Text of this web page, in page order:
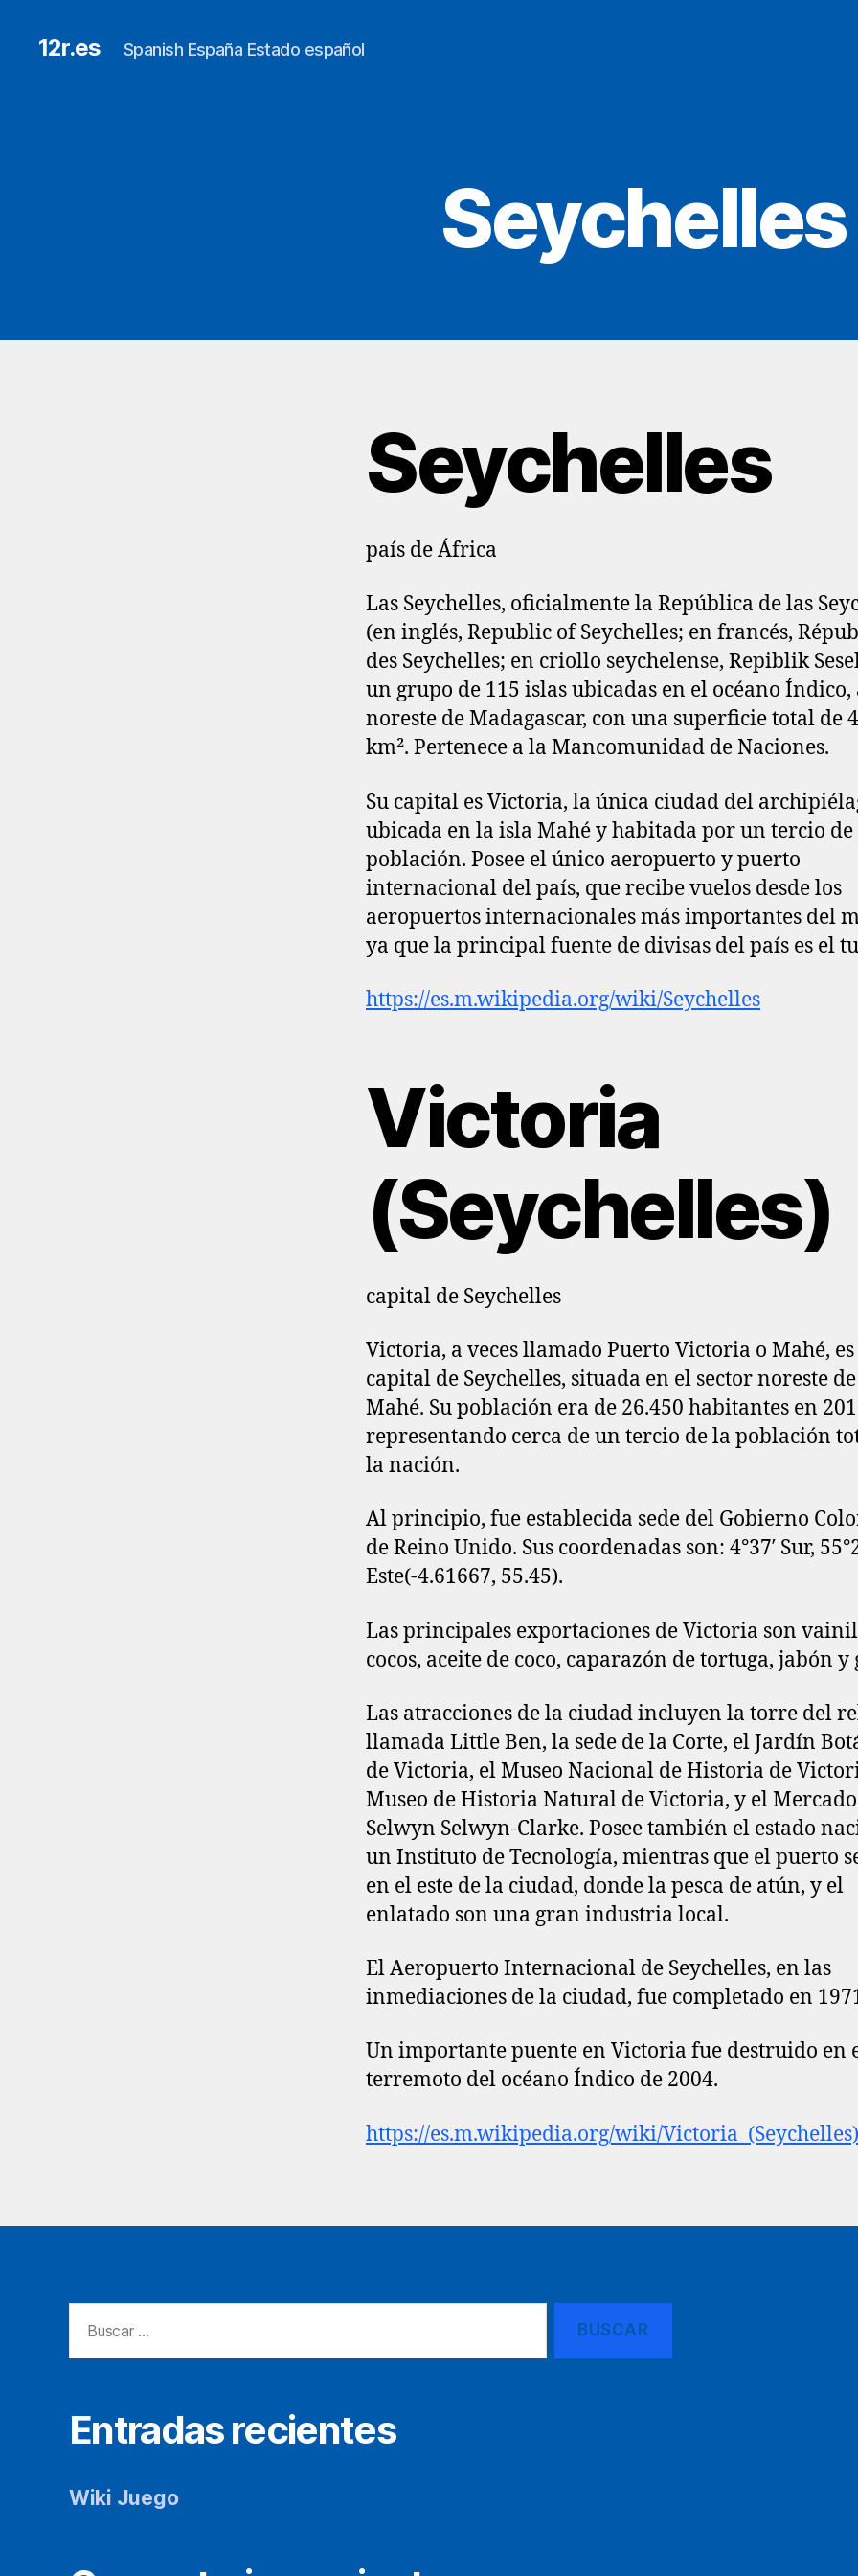
12r.es Spanish España Estado español
Seychelles
Seychelles
país de África
Las Seychelles, oficialmente la República de las
(en inglés, Republic of Seychelles; en francés,
des Seychelles; en criollo seychelense, Repiblik
un grupo de 115 islas ubicadas en el océano Índico,
noreste de Madagascar, con una superficie total de
km². Pertenece a la Mancomunidad de Naciones.
Su capital es Victoria, la única ciudad del
ubicada en la isla Mahé y habitada por un tercio de
población. Posee el único aeropuerto y puerto
internacional del país, que recibe vuelos desde los
aeropuertos internacionales más importantes del
ya que la principal fuente de divisas del país es el
https://es.m.wikipedia.org/wiki/Seychelles
Victoria
(Seychelles)
capital de Seychelles
Victoria, a veces llamado Puerto Victoria o Mahé,
capital de Seychelles, situada en el sector noreste
Mahé. Su población era de 26.450 habitantes en
representando cerca de un tercio de la población
la nación.
Al principio, fue establecida sede del Gobierno
de Reino Unido. Sus coordenadas son: 4°37′ Sur,
Este(-4.61667, 55.45).
Las principales exportaciones de Victoria son
cocos, aceite de coco, caparazón de tortuga, jabón y
Las atracciones de la ciudad incluyen la torre del
llamada Little Ben, la sede de la Corte, el Jardín
de Victoria, el Museo Nacional de Historia de
Museo de Historia Natural de Victoria, y el
Selwyn Selwyn-Clarke. Posee también el estado
un Instituto de Tecnología, mientras que el puerto
en el este de la ciudad, donde la pesca de atún, y el
enlatado son una gran industria local.
El Aeropuerto Internacional de Seychelles, en las
inmediaciones de la ciudad, fue completado en
Un importante puente en Victoria fue destruido en
terremoto del océano Índico de 2004.
https://es.m.wikipedia.org/wiki/Victoria_(Seychelles)
Entradas recientes
Wiki Juego